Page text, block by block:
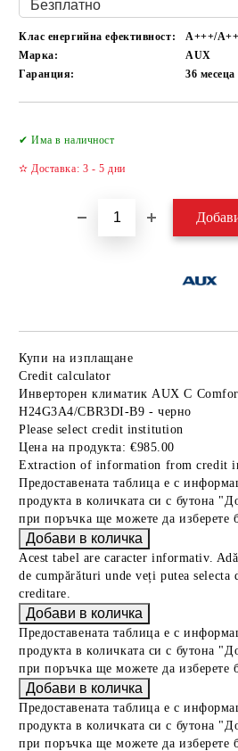
Клас енергийна ефективност:
А+++/A++
Марка:
AUX
Гаранция:
36 месеца
✔ Има в наличност
✫ Доставка: 3 - 5 дни
Купи на изплащане
Credit calculator
Инверторен климатик AUX C
H24G3A4/CBR3DI-B9 - черно
Please select credit institution
Цена на продукта: €985.00
Extraction of information from credit
Предоставената таблица е с
продукта в количката си с бутона
при поръчка ще можете да изберете
Acest tabel are caracter informativ.
de cumpărături unde veți putea
creditare.
Предоставената таблица е с
продукта в количката си с бутона
при поръчка ще можете да изберете
Предоставената таблица е с
продукта в количката си с бутона
при поръчка ще можете да изберете